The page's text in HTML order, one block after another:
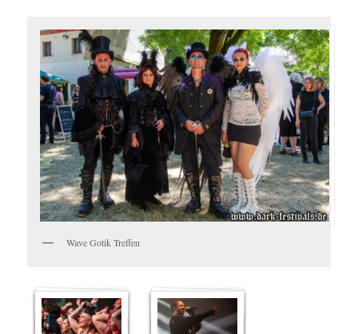
Wave Gotik Treffen